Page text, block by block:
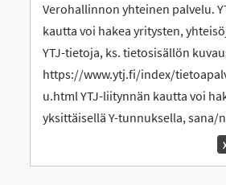
Verohallinnon yhteinen palvelu.
kautta voi hakea yritysten,
YTJ-tietoja, ks. tietosisällön
https://www.ytj.fi/index/
u.html YTJ-liitynnän kautta voi
yksittäisellä Y-tunnuksella, sana/